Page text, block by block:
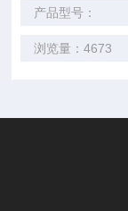
产品型号：
浏览量：4673